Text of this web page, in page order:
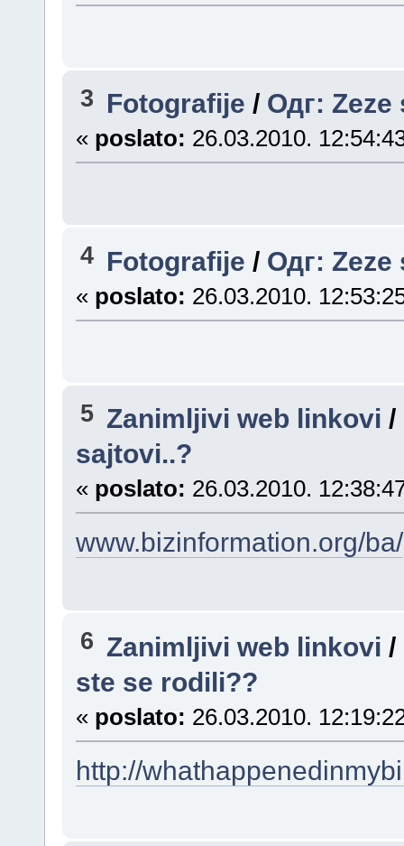
3 Fotografije / Одг: Zeze
« poslato: 26.03.2010.
4 Fotografije / Одг: Zeze
« poslato: 26.03.2010.
5 Zanimljivi web linkovi /
sajtovi..?
« poslato: 26.03.2010.
www.bizinformation.org/ba/
6 Zanimljivi web linkovi /
ste se rodili??
« poslato: 26.03.2010.
http://